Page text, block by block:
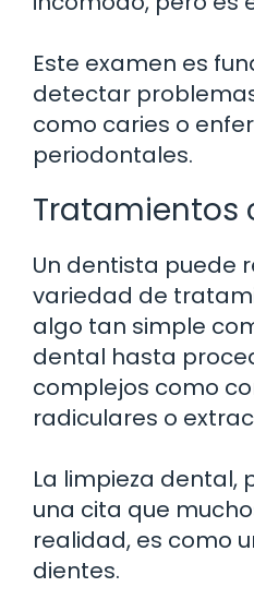
Este examen es
detectar
como caries o
periodontales.
Tratamientos
Un dentista puede
variedad de
algo tan simple
dental hasta
complejos como
radiculares o
La limpieza dental,
una cita que
realidad, es como
dientes.